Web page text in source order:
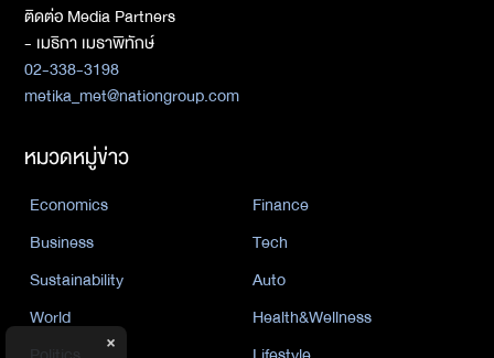
ติดต่อ Media Partners
- เมธิกา เมธาพิทักษ์
02-338-3198
metika_met@nationgroup.com
หมวดหมู่ข่าว
Economics
Finance
Business
Tech
Sustainability
Auto
World
Health&Wellness
×